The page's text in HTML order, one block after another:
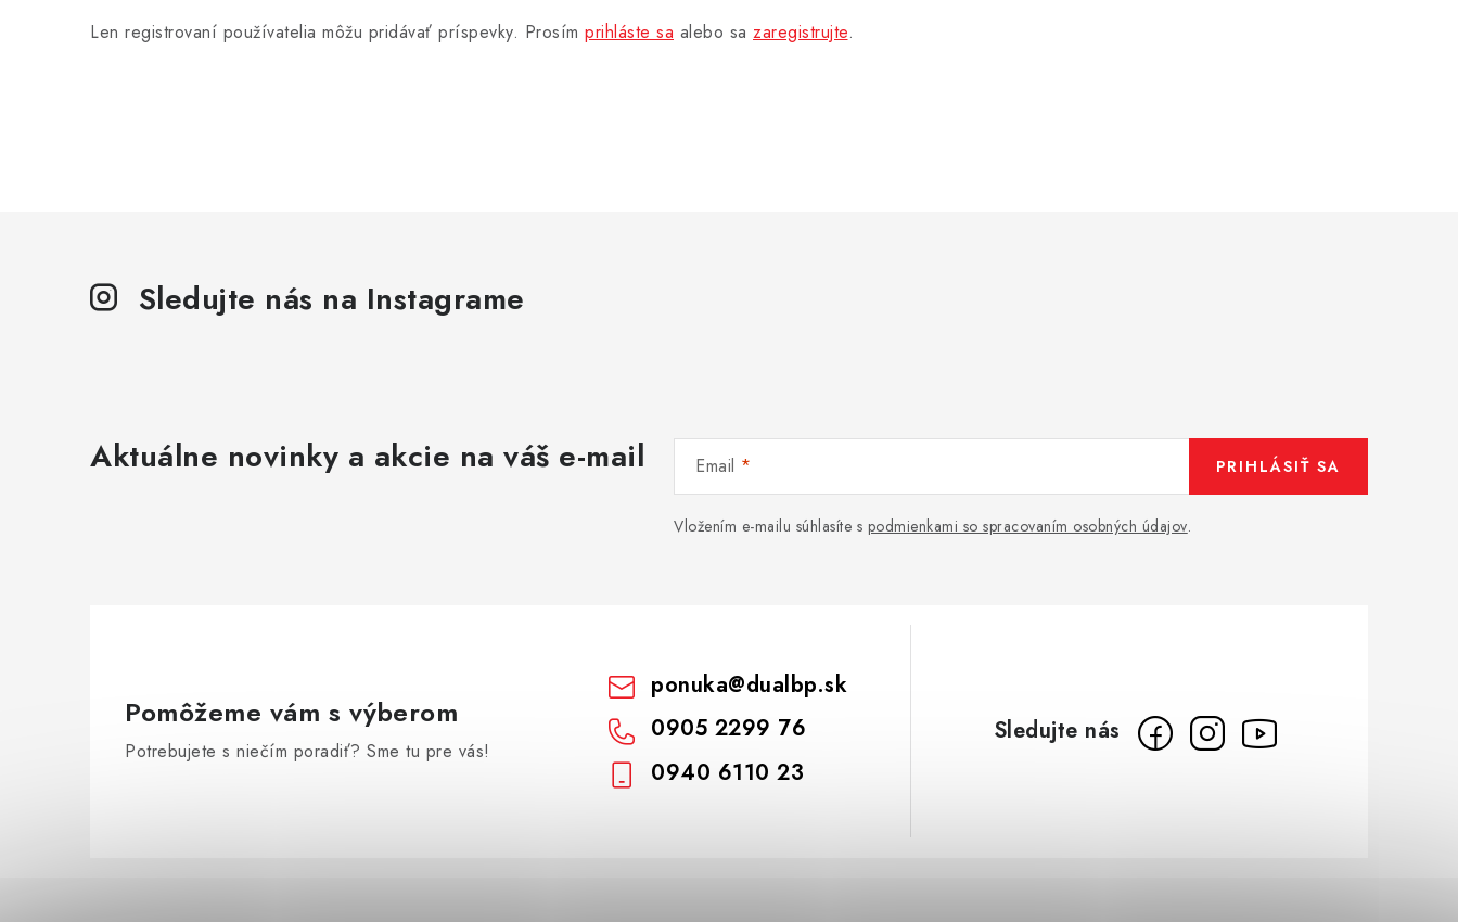
Len registrovaní používatelia môžu pridávať príspevky. Prosím prihláste sa alebo sa zaregistrujte.
Sledujte nás na Instagrame
Aktuálne novinky a akcie na váš e-mail Email
Vložením e-mailu súhlasíte s podmienkami so spracovaním osobných údajov.
PRIHLÁSIŤ SA
Pomôžeme vám s výberom
Potrebujete s niečím poradiť? Sme tu pre vás!
ponuka@dualbp.sk
0905 2299 76
0940 6110 23